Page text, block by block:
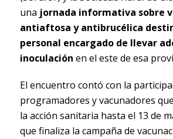
una jornada informativa sobre
antiaftosa y antibrucélica
personal encargado de llevar
inoculación en el este de esa
El encuentro contó con la
programadores y vacunadores
la acción sanitaria hasta el 13 de
que finaliza la campaña de